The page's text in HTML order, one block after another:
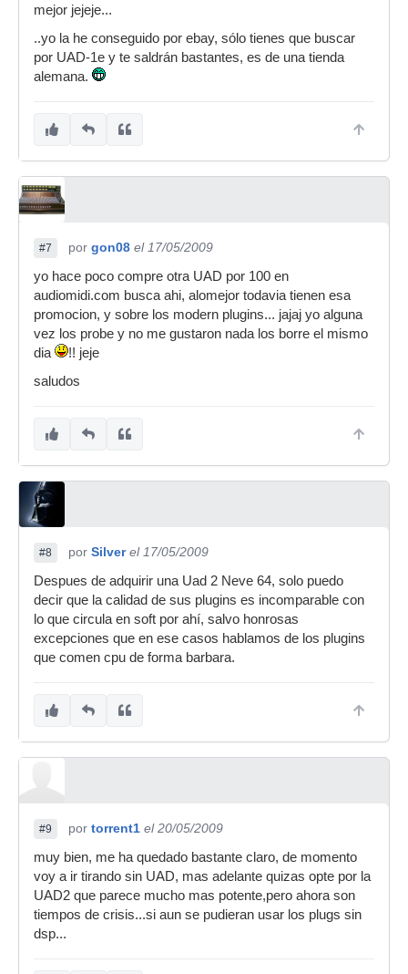
mejor jejeje...
..yo la he conseguido por ebay, sólo tienes que buscar
por UAD-1e y te saldrán bastantes, es de una tienda
alemana.
#7 por gon08 el 17/05/2009
yo hace poco compre otra UAD por 100 en
audiomidi.com busca ahi, alomejor todavia tienen esa
promocion, y sobre los modern plugins... jajaj yo alguna
vez los probe y no me gustaron nada los borre el mismo
dia
!! jeje
saludos
#8 por Silver el 17/05/2009
Despues de adquirir una Uad 2 Neve 64, solo puedo
decir que la calidad de sus plugins es incomparable con
lo que circula en soft por ahí, salvo honrosas
excepciones que en ese casos hablamos de los plugins
que comen cpu de forma barbara.
#9 por torrent1 el 20/05/2009
muy bien, me ha quedado bastante claro, de momento
voy a ir tirando sin UAD, mas adelante quizas opte por la
UAD2 que parece mucho mas potente,pero ahora son
tiempos de crisis...si aun se pudieran usar los plugs sin
dsp...